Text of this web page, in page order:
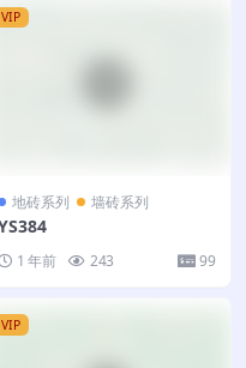
VIP
地砖系列 墙砖系列
1 年前 243 99
VIP